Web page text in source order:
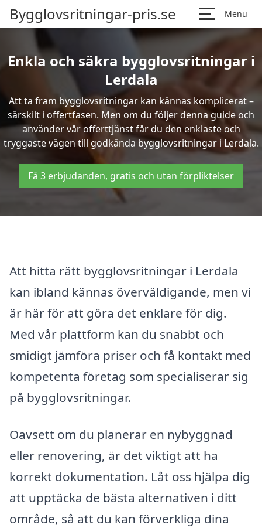
Bygglovsritningar-pris.se Menu
Enkla och säkra bygglovsritningar i
Lerdala
Att ta fram bygglovsritningar kan kännas komplicerat –
särskilt i offertfasen. Men om du följer denna guide och
använder vår offerttjänst får du den enklaste och
tryggaste vägen till godkända bygglovsritningar i Lerdala.
Få 3 erbjudanden, gratis och utan förpliktelser
Att hitta rätt bygglovsritningar i Lerdala
kan ibland kännas överväldigande, men vi
är här för att göra det enklare för dig.
Med vår plattform kan du snabbt och
smidigt jämföra priser och få kontakt med
kompetenta företag som specialiserar sig
på bygglovsritningar.
Oavsett om du planerar en nybyggnad
eller renovering, är det viktigt att ha
korrekt dokumentation. Låt oss hjälpa dig
att upptäcka de bästa alternativen i ditt
område, så att du kan förverkliga dina